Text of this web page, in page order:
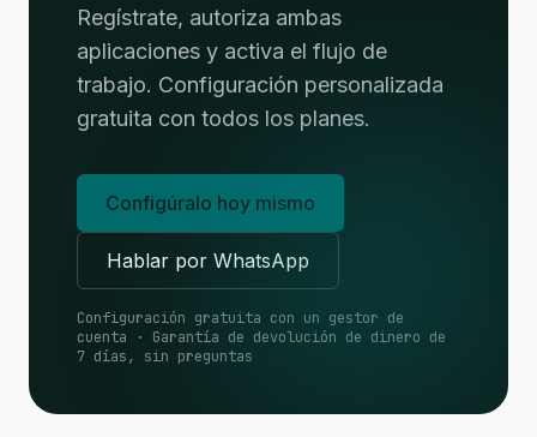
Regístrate, autoriza ambas
aplicaciones y activa el flujo de
trabajo. Configuración personalizada
gratuita con todos los planes.
Configúralo hoy mismo
Hablar por WhatsApp
Configuración gratuita con un gestor de
cuenta · Garantía de devolución de dinero de
7 días, sin preguntas